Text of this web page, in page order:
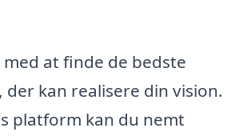
at finde de bedste
der kan realisere din vision.
platform kan du nemt